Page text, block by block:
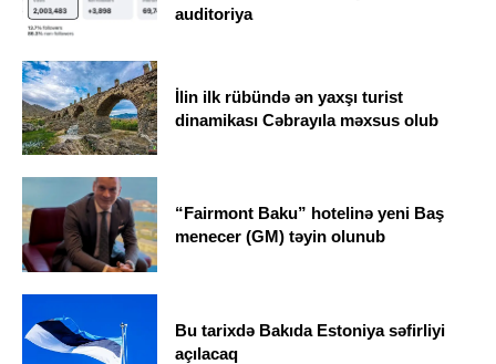
auditoriya
İlin ilk rübündə ən yaxşı turist
dinamikası Cəbrayıla məxsus olub
“Fairmont Baku” hotelinə yeni Baş
menecer (GM) təyin olunub
Bu tarixdə Bakıda Estoniya səfirliyi
açılacaq